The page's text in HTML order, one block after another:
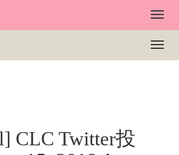
CLC Twitter投